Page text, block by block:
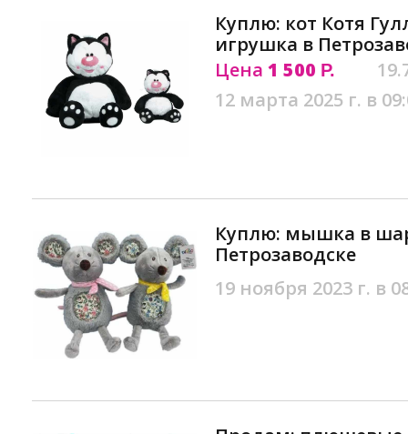
Куплю: кот Котя
игрушка в
Цена 1 500 Р.
12 марта 2025 г. в
Куплю: мышка в
Петрозаводске
19 ноября 2023 г. в